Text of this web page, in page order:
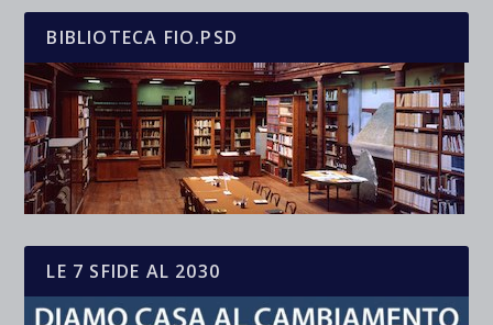
BIBLIOTECA FIO.PSD
LE 7 SFIDE AL 2030